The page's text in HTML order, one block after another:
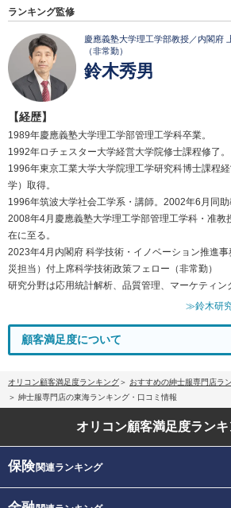
ランキング監修
慶應義塾大学理工学部教授／内閣府
（非常勤）
鈴木秀男
【経歴】
1989年慶應義塾大学理工学部管理工学科卒業。
1992年ロチェスター大学経営大学院修士課程修了。
1996年東京工業大学大学院理工学研究科博士課程
学）取得。
1996年筑波大学社会工学系・講師。2002年6月同助
2008年4月慶應義塾大学理工学部管理工学科・准教
在に至る。
2023年4月内閣府 科学技術・イノベーション推進
災担当）付上席科学技術政策フェロー（非常勤）
研究分野は応用統計解析、品質管理、マーケティン
≫鈴木研
顧客満足度について
オリコン顧客満足度ランキング おすすめの紳士服専門店ラ
紳士服専門店の東海ランキング・口コミ情報
オリコン顧客満足度ラン
保険関連ランキング